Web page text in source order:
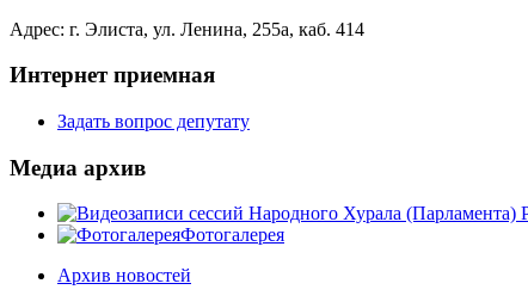
Адрес: г. Элиста, ул. Ленина, 255а, каб. 414
Интернет приемная
Задать вопрос депутату
Медиа архив
Фотогалерея
Архив новостей